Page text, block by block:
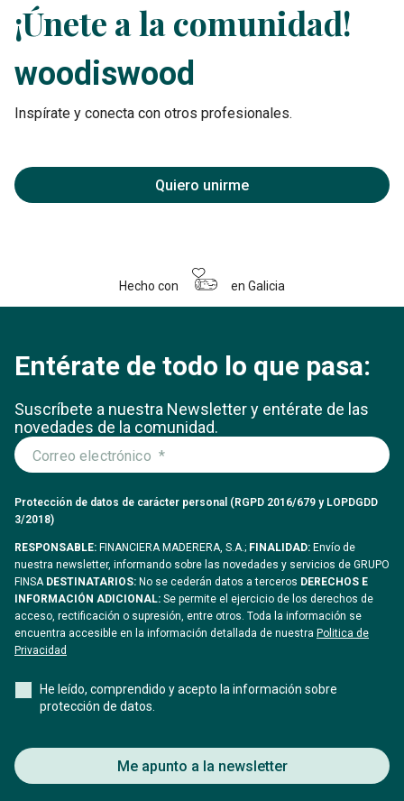
¡Únete a la comunidad!
woodiswood
Inspírate y conecta con otros profesionales.
Quiero unirme
Hecho con en Galicia
Entérate de todo lo que pasa:
Suscríbete a nuestra Newsletter y entérate de las
novedades de la comunidad.
Protección de datos de carácter personal (RGPD 2016/679 y LOPDGDD
3/2018)
RESPONSABLE: FINANCIERA MADERERA, S.A.; FINALIDAD: Envío de
nuestra newsletter, informando sobre las novedades y servicios de GRUPO
FINSADESTINATARIOS: No se cederán datos a terceros DERECHOS E
INFORMACIÓN ADICIONAL: Se permite el ejercicio de los derechos de
acceso, rectificación o supresión, entre otros. Toda la información se
encuentra accesible en la información detallada de nuestra Politica de
Privacidad
He leído, comprendido y acepto la información sobre
protección de datos.
Me apunto a la newsletter